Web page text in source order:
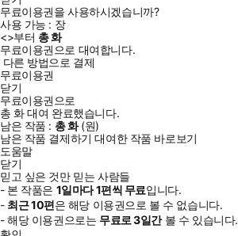
무료이용권을 사용하시겠습니까?
사용 가능 : 장
<>부터 총화
무료이용권으로 대여합니다.
다른 방법으로 결제
무료이용권
닫기
무료이용권으로
총 화대여 완료했습니다.
남은 작품 : 총화(원)
남은 작품 결제하기 대여한 작품 바로보기
도움말
닫기
믿고 싶은 것만 믿는 사람들
- 본 작품은 1일마다1편씩 무료입니다.
- 최근10편은 해당 이용권으로 볼 수 없습니다.
- 해당 이용권으로는 무료로3일간볼 수 있습니다.